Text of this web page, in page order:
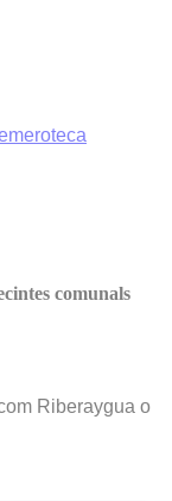
comunals
Riberaygua o